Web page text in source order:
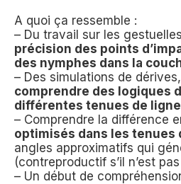
A quoi ça ressemble :
– Du travail sur les
précision des points
des nymphes dans la
– Des simulations de dérives,
comprendre des logiques
différentes tenues de
– Comprendre la différence
optimisés dans les tenues
angles approximatifs qui
(contreproductif s’il n’est
– Un début de